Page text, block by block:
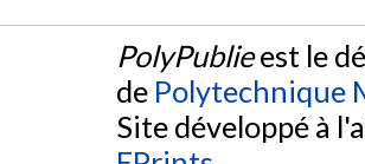
PolyPublieest le
de Polytechnique
Site développé à